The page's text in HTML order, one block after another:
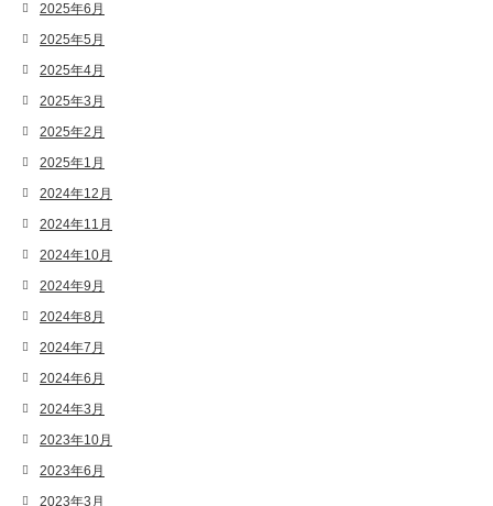
2025年6月
2025年5月
2025年4月
2025年3月
2025年2月
2025年1月
2024年12月
2024年11月
2024年10月
2024年9月
2024年8月
2024年7月
2024年6月
2024年3月
2023年10月
2023年6月
2023年3月